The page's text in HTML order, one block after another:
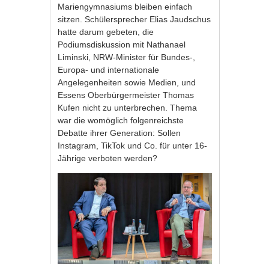
Mariengymnasiums bleiben einfach
sitzen. Schülersprecher Elias Jaudschus
hatte darum gebeten, die
Podiumsdiskussion mit Nathanael
Liminski, NRW-Minister für Bundes-,
Europa- und internationale
Angelegenheiten sowie Medien, und
Essens Oberbürgermeister Thomas
Kufen nicht zu unterbrechen. Thema
war die womöglich folgenreichste
Debatte ihrer Generation: Sollen
Instagram, TikTok und Co. für unter 16-
Jährige verboten werden?